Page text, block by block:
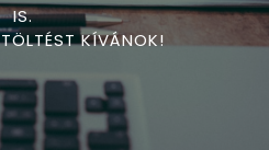
IS.
KÍVÁNOK!